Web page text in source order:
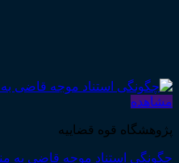
مشاهده
پژوهشگاه قوه قضاییه
چگونگی استناد موجه قاضی به